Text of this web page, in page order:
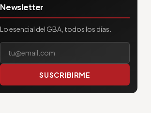
Newsletter
Lo esencial del GBA, todos los días.
Tu correo electrónico
SUSCRIBIRME